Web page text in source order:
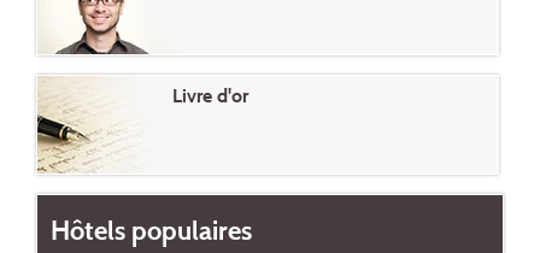
Livre d'or
Hôtels populaires